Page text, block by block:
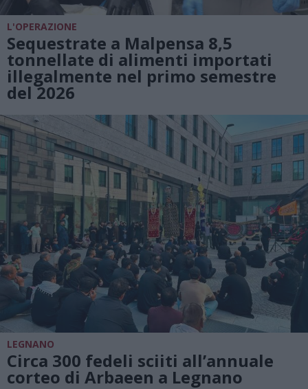
L'OPERAZIONE
Sequestrate a Malpensa 8,5
tonnellate di alimenti importati
illegalmente nel primo semestre
del 2026
LEGNANO
Circa 300 fedeli sciiti all’annuale
corteo di Arbaeen a Legnano